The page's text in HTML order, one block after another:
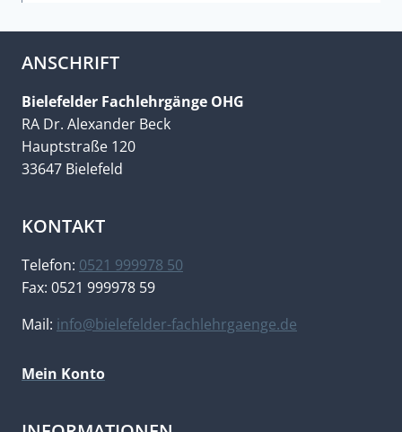
ANSCHRIFT
Bielefelder Fachlehrgänge OHG
RA Dr. Alexander Beck
Hauptstraße 120
33647 Bielefeld
KONTAKT
Telefon: 0521 999978 50
Fax: 0521 999978 59
Mail: info@bielefelder-fachlehrgaenge.de
Mein Konto